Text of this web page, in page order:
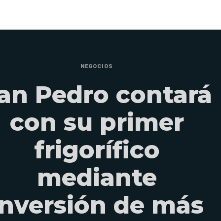
NEGOCIOS
Pedro contará
con su primer
frigorífico
mediante
de más